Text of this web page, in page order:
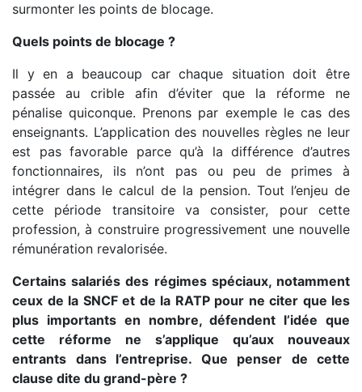
surmonter les points de blocage.
Quels points de blocage ?
Il y en a beaucoup car chaque situation doit être
passée au crible afin d’éviter que la réforme ne
pénalise quiconque. Prenons par exemple le cas des
enseignants. L’application des nouvelles règles ne leur
est pas favorable parce qu’à la différence d’autres
fonctionnaires, ils n’ont pas ou peu de primes à
intégrer dans le calcul de la pension. Tout l’enjeu de
cette période transitoire va consister, pour cette
profession, à construire progressivement une nouvelle
rémunération revalorisée.
Certains salariés des régimes spéciaux, notamment
ceux de la SNCF et de la RATP pour ne citer que les
plus importants en nombre, défendent l’idée que
cette réforme ne s’applique qu’aux nouveaux
entrants dans l’entreprise. Que penser de cette
clause dite du grand-père ?